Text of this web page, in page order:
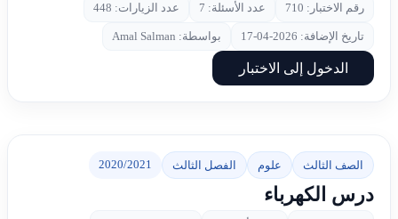
رقم الاختبار: 710 عدد الأسئلة: 7 عدد الزيارات: 448
تاريخ الإضافة: 2026-04-17 بواسطة: Amal Salman
الدخول إلى الاختبار
الصف الثالث علوم الفصل الثالث 2020/2021
درس الكهرباء